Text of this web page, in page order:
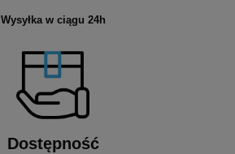
Wysyłka w ciągu 24h
Dostępność